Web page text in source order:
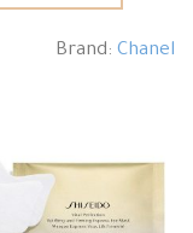
Brand:Chanel